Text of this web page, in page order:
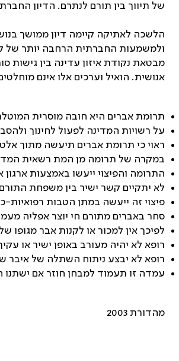
של תיווך בין תורם לנתרם. הדיון
הלשכה לאתיקה קיימה דיון ממושך
ולמשמעות החברתית הרחבה יותר של
מבטאת נקודת איזון עדינה בין גישות
אנושית. הואיל וערכים אלו אינם
תרומת אברים היא חובה מוסרית
על רשויות המדינה לפעול לחינוך
ראוי כי תרומת אברים תיעשה מתוך
במקרה של תרומה מן המת רשאית
התרומה והפיצוי ייעשו באמצעות ארגון
לא יתקיים קשר ישיר בין משפחת
פיצוי זה ייעשה במתן הטבות רפואיות-
סחר באברים מתורם חי יוצר אפליה
לפיכך אין למכור או לקנות אבר מגופו
רופא לא יהיה מעורב באופן ישיר או
רופא לא יבצע ניתוח השתלה של איבר
עמדה זו תעמוד למבחן חוזר אם ישתנו
מהדורת 2003